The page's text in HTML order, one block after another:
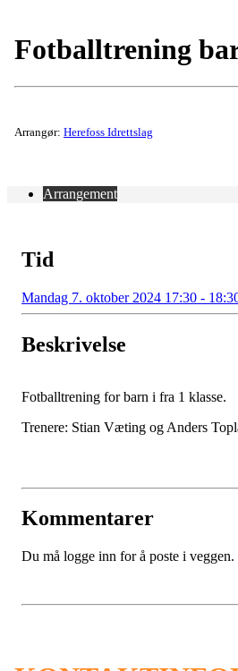
Fotballtrening
Arrangør: Herefoss Idrettslag
Arrangement
Tid
Mandag 7. oktober 2024 17:30 -
Beskrivelse
Fotballtrening for barn i fra 1 klasse.
Trenere: Stian Væting og Anders
Kommentarer
Du må logge inn for å poste i veggen.